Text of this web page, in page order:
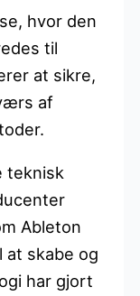
hvor den
til
at sikre,
af
teknisk
Ableton
at skabe og
har gjort